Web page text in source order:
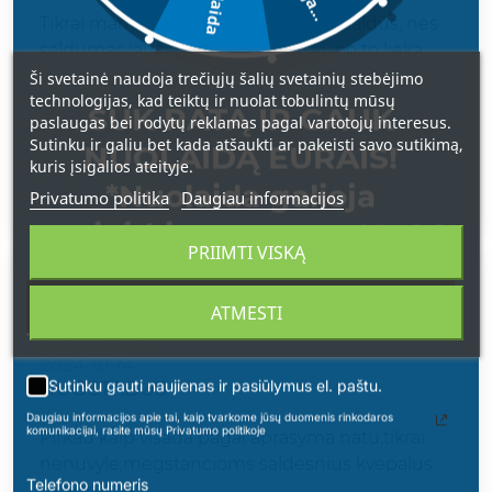
Tikrai mano kvapas. Man jie visai nesaldūs, nes
saldumas jaučiasi tik kai papurški, po to lieka
kvapas, kurio apibūdinti tiesiog nemoku -
neįkyrus, bet juntamas, ir pudrinis ir vaisinis,
nežinau net kokios čia natos groja, bet man tai
nerealus kvapas. Tobuli!!!
AČIŪ Burkalifa.
Vertinimas
RAIMONDA D
2024-10-14
NUOSTABUS
Pirkau kaip visada pagal aprasyma natu,tikrai
Ši svetainė naudoja trečiųjų šalių svetainių stebėjimo
technologijas, kad teiktų ir nuolat tobulintų mūsų
paslaugas bei rodytų reklamas pagal vartotojų interesus.
Sutinku ir galiu bet kada atšaukti ar pakeisti savo sutikimą,
kuris įsigalios ateityje.
Privatumo politika Daugiau informacijos
ATMESTI
PRIIMTI VISKĄ
SUK RATĄ IR GAUK
NUOLAIDĄ EURAIS!
*Nuolaida galioja
apsipirkimams nuo 49 € !
Sutinku gauti naujienas ir pasiūlymus el. paštu.
Daugiau informacijos apie tai, kaip tvarkome jūsų duomenis rinkodaros
komunikacijai, rasite mūsų Privatumo politikoje
Telefono numeris